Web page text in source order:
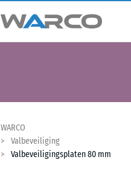
WARCO
Valbeveiliging
Valbeveiligingsplaten 80 mm